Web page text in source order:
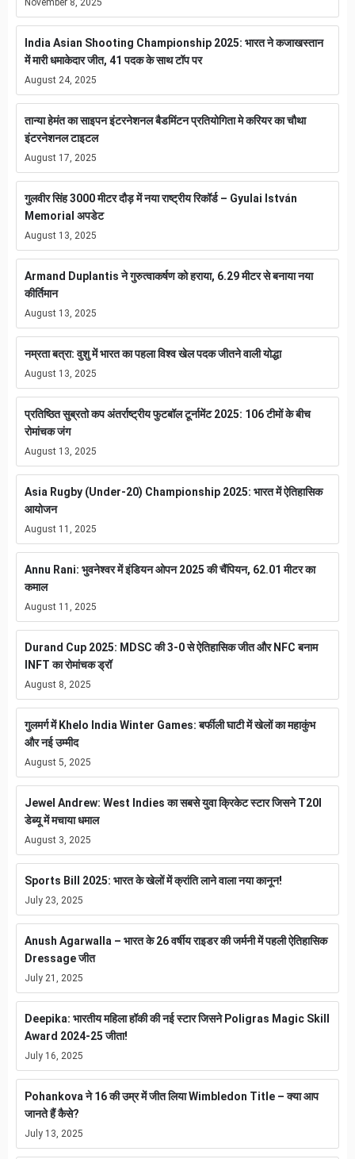
November 8, 2025
India Asian Shooting Championship 2025: भारत ने कजाखस्तान
में मारी धमाकेदार जीत, 41 पदक के साथ टॉप पर
August 24, 2025
तान्या हेमंत का साइपन इंटरनेशनल बैडमिंटन प्रतियोगिता मे करियर का चौथा
इंटरनेशनल टाइटल
August 17, 2025
गुलवीर सिंह 3000 मीटर दौड़ में नया राष्ट्रीय रिकॉर्ड – Gyulai István
Memorial अपडेट
August 13, 2025
Armand Duplantis ने गुरुत्वाकर्षण को हराया, 6.29 मीटर से बनाया नया
कीर्तिमान
August 13, 2025
नम्रता बत्रा: वुशु में भारत का पहला विश्व खेल पदक जीतने वाली योद्धा
August 13, 2025
प्रतिष्ठित सुब्रतो कप अंतर्राष्ट्रीय फुटबॉल टूर्नामेंट 2025: 106 टीमों के बीच
रोमांचक जंग
August 13, 2025
Asia Rugby (Under-20) Championship 2025: भारत में ऐतिहासिक
आयोजन
August 11, 2025
Annu Rani: भुवनेश्वर में इंडियन ओपन 2025 की चैंपियन, 62.01 मीटर का
कमाल
August 11, 2025
Durand Cup 2025: MDSC की 3-0 से ऐतिहासिक जीत और NFC बनाम
INFT का रोमांचक ड्रॉ
August 8, 2025
गुलमर्ग में Khelo India Winter Games: बर्फीली घाटी में खेलों का महाकुंभ
और नई उम्मीद
August 5, 2025
Jewel Andrew: West Indies का सबसे युवा क्रिकेट स्टार जिसने T20I
डेब्यू में मचाया धमाल
August 3, 2025
Sports Bill 2025: भारत के खेलों में क्रांति लाने वाला नया कानून!
July 23, 2025
Anush Agarwalla – भारत के 26 वर्षीय राइडर की जर्मनी में पहली ऐतिहासिक
Dressage जीत
July 21, 2025
Deepika: भारतीय महिला हॉकी की नई स्टार जिसने Poligras Magic Skill
Award 2024-25 जीता!
July 16, 2025
Pohankova ने 16 की उम्र में जीत लिया Wimbledon Title – क्या आप
जानते हैं कैसे?
July 13, 2025